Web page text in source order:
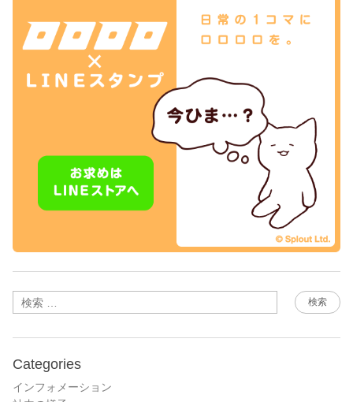
検索
Categories
インフォメーション